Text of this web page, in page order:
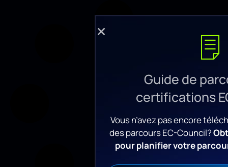
Guide de
certifications
Vous n’avez pas encore
des parcours EC-Council?
pour planifier votre